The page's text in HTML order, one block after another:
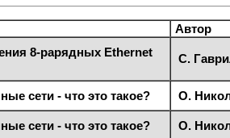
Автор
8-рарядных Ethernet
С.
сети - что это такое? О.
сети - что это такое? О.